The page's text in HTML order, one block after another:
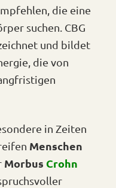
die eine
suchen. CBG
und bildet
die von
in Zeiten
Menschen
Morbus Crohn